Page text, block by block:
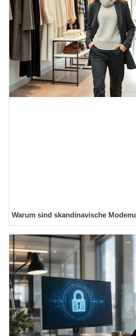
Warum sind skandinavische